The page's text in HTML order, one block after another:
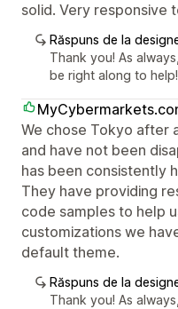
solid. Very responsive
Răspuns de la
Thank you! As
be right along to help!
We chose Tokyo after
and have not been
has been consistently
They have providing
code samples to help
customizations we
default theme.
Răspuns de la
Thank you! As